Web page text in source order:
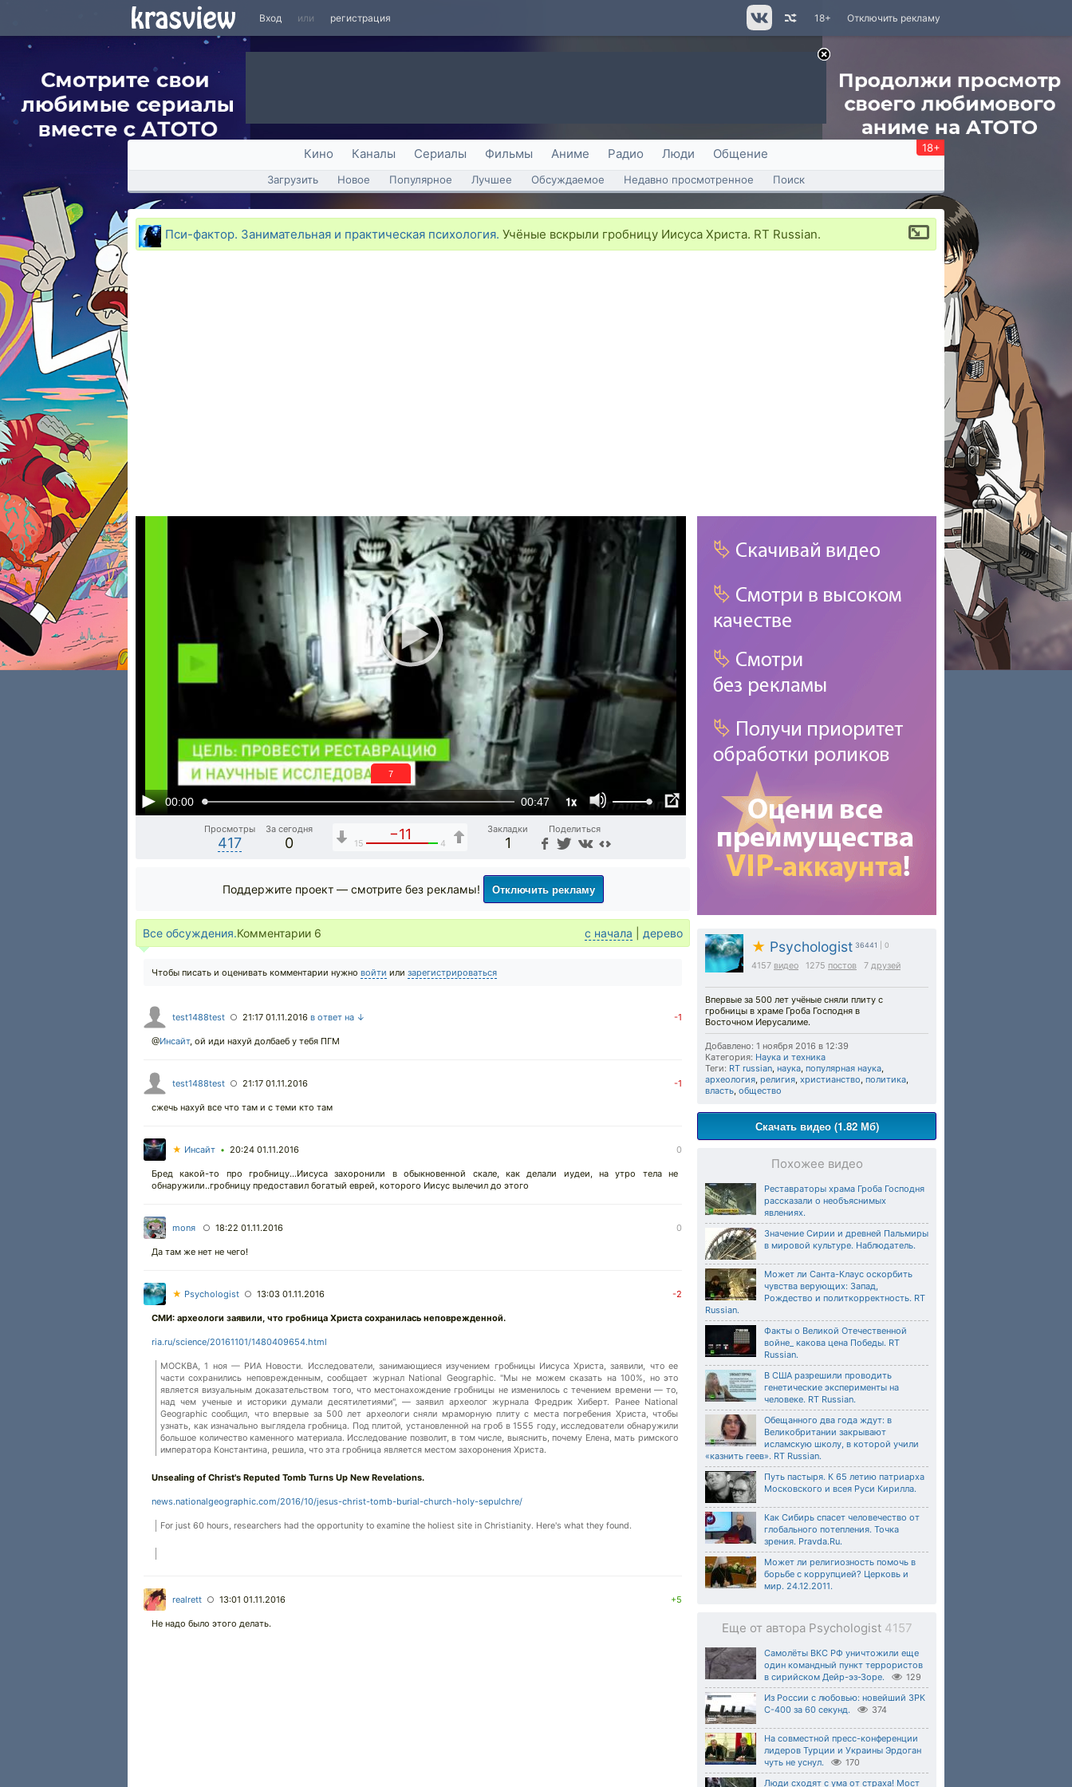
Вход или регистрация Отключить рекламу
18+
Кино Каналы Сериалы Фильмы Аниме Радио Люди Общение 18+
Загрузить Новое Популярное Лучшее Обсуждаемое Недавно просмотренное Поиск
Пси-фактор. Занимательная и практическая психология. Учёные вскрыли гробницу Иисуса Христа. RT Russian.
00:00 00:47 1x
6
Просмотры
417
За сегодня
0
−11
15 4
Закладки
1
Поделиться
★ Psychologist 36441 | 0
4157 видео 1275 постов 7 друзей
Впервые за 500 лет учёные сняли плиту с
гробницы в храме Гроба Господня в
Восточном Иерусалиме.
Добавлено: 1 ноября 2016 в 12:39
Категория: Наука и техника
Теги: RT russian, наука, популярная наука,
археология, религия, христианство, политика,
власть, общество
Скачать видео (1.82 Мб)
Похожее видео
Реставраторы храма Гроба Господня
рассказали о необъяснимых
явлениях.
Значение Сирии и древней Пальмиры
в мировой культуре. Наблюдатель.
Может ли Санта-Клаус оскорбить
чувства верующих: Запад,
Рождество и политкорректность. RT
Russian.
Факты о Великой Отечественной
войне_ какова цена Победы. RT
Russian.
В США разрешили проводить
генетические эксперименты на
человеке. RT Russian.
Обещанного два года ждут: в
Великобритании закрывают
исламскую школу, в которой учили
«казнить геев». RT Russian.
Путь пастыря. К 65 летию патриарха
Московского и всея Руси Кирилла.
Как Сибирь спасет человечество от
глобального потепления. Точка
зрения. Pravda.Ru.
Может ли религиозность помочь в
борьбе с коррупцией? Церковь и
мир. 24.12.2011.
Еще от автора Psychologist 4157
Самолёты ВКС РФ уничтожили еще
один командный пункт террористов
в сирийском Дейр-эз-Зоре.
129
Из России с любовью: новейший ЗРК
С-400 за 60 секунд.
374
На совместной пресс-конференции
лидеров Турции и Украины Эрдоган
чуть не уснул.
170
Люди сходят с ума от страха! Мост
Поддержите проект — смотрите без рекламы! Отключить рекламу
Все обсуждения.Комментарии 6 с начала дерево
Чтобы писать и оценивать комментарии нужно войти или зарегистрироваться
test1488test ○ 21:17 01.11.2016 в ответ на ↓ -1
@Инсайт, ой иди нахуй долбаеб у тебя ПГМ
test1488test ○ 21:17 01.11.2016 -1
сжечь нахуй все что там и с теми кто там
★ Инсайт • 20:24 01.11.2016 0
Бред какой-то про гробницу...Иисуса захоронили в обыкновенной скале, как делали иудеи, на утро тела не
обнаружили..гробницу предоставил богатый еврей, которого Иисус вылечил до этого
monя ○ 18:22 01.11.2016 0
Да там же нет не чего!
★ Psychologist ○ 13:03 01.11.2016 -2
СМИ: археологи заявили, что гробница Христа сохранилась неповрежденной.
ria.ru/science/20161101/1480409654.html
МОСКВА, 1 ноя — РИА Новости. Исследователи, занимающиеся изучением гробницы Иисуса Христа, заявили, что ее
части сохранились неповрежденным, сообщает журнал National Geographic. "Мы не можем сказать на 100%, но это
является визуальным доказательством того, что местонахождение гробницы не изменилось с течением времени — то,
над чем ученые и историки думали десятилетиями", — заявил археолог журнала Фредрик Хиберт. Ранее National
Geographic сообщил, что впервые за 500 лет археологи сняли мраморную плиту с места погребения Христа, чтобы
узнать, как изначально выглядела гробница. Под плитой, установленной на гроб в 1555 году, исследователи обнаружили
большое количество каменного материала. Исследование позволит, в том числе, выяснить, почему Елена, мать римского
императора Константина, решила, что эта гробница является местом захоронения Христа.
Unsealing of Christ's Reputed Tomb Turns Up New Revelations.
news.nationalgeographic.com/2016/10/jesus-christ-tomb-burial-church-holy-sepulchre/
For just 60 hours, researchers had the opportunity to examine the holiest site in Christianity. Here's what they found.
realrett ○ 13:01 01.11.2016 +5
Не надо было этого делать.